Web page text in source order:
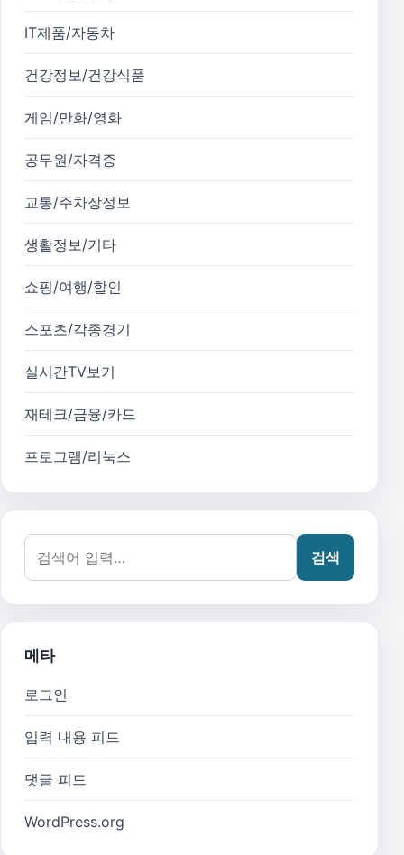
IT제품/자동차
건강정보/건강식품
게임/만화/영화
공무원/자격증
교통/주차장정보
생활정보/기타
쇼핑/여행/할인
스포츠/각종경기
실시간TV보기
재테크/금융/카드
프로그램/리눅스
검색어:
검색
메타
로그인
입력 내용 피드
댓글 피드
WordPress.org